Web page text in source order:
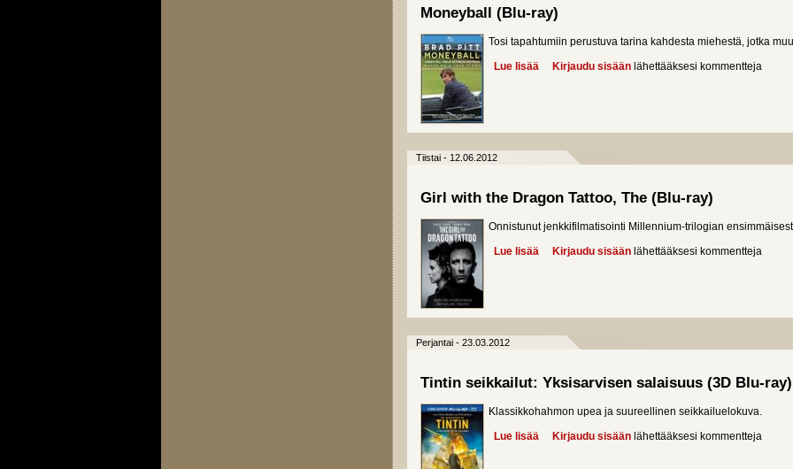
Moneyball (Blu-ray)
Tosi tapahtumiin perustuva tarina kahdesta miehestä, jotka
Lue lisää about Moneyball (Blu-ray)
Kirjaudu sisään lähettääksesi kommentteja
Tiistai - 12.06.2012
Girl with the Dragon Tattoo, The (Blu-ray)
Onnistunut jenkkifilmatisointi Millennium-trilogian
Lue lisää about Girl with the Dragon Tattoo, The (Blu-ray)
Kirjaudu sisään lähettääksesi kommentteja
Perjantai - 23.03.2012
Tintin seikkailut: Yksisarvisen salaisuus (3D Blu-ray)
Klassikkohahmon upea ja suureellinen seikkailuelokuva.
Lue lisää about Tintin seikkailut: Yksisarvisen salaisuus (3D
Kirjaudu sisään lähettääksesi kommentteja